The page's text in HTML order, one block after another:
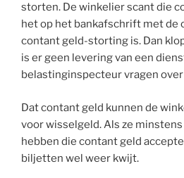
storten. De winkelier scant die
het op het bankafschrift met de
contant geld-storting is. Dan
is er geen levering van een
belastinginspecteur vragen
Dat contant geld kunnen de
voor wisselgeld. Als ze
hebben die contant geld
biljetten wel weer kwijt.